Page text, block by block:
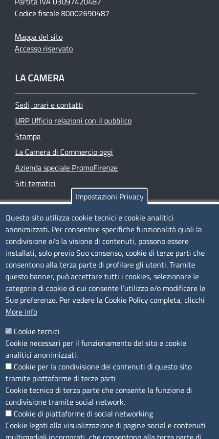
Codice fiscale 80002690487
Mappa del sito
Accesso riservato
LA CAMERA
Sedi, orari e contatti
URP Ufficio relazioni con il pubblico
Stampa
La Camera di Commercio oggi
Azienda speciale PromoFirenze
Siti tematici
TRASPARENZA
Albo Online
Amministrazione trasparente
Bandi e concorsi
Segnalazioni Whistleblowing
Accessibilità
IBAN e pagamenti informatici
Informative privacy e cookie
Verifiche PA
Attuazione misure PNRR
Modulistica
SEGUICI SU
Impostazioni Privacy
Questo sito utilizza cookie tecnici e cookie analitici
anonimizzati. Per consentire specifiche funzionalità quali la
condivisione e/o la visione di contenuti, possono essere
installati, solo previo Suo consenso, cookie di terze parti che
consentono alla terza parte di profilare gli utenti. Tramite
questo banner, può accettare tutti i cookies, selezionare le
categorie di cookie di cui consente l’utilizzo e/o modificare le
Sue preferenze. Per vedere la Cookie Policy completa, clicchi
More info
Cookie tecnici
Cookie necessari per il funzionamento del sito e cookie
analitici anonimizzati.
Cookie per la condivisione dei contenuti di questo sito
tramite piattaforme di terze parti
Cookie tecnico di terza parte che consente la funzione di
condivisione tramite social network.
Cookie di piattaforme di social networking
Cookie legati alla visualizzazione di pagine social e contenuti